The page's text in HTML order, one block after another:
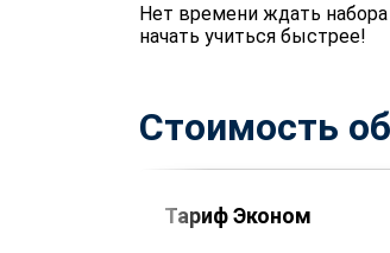
Нет времени ждать
начать учиться быстрее!
Стоимость
Тариф Эконом